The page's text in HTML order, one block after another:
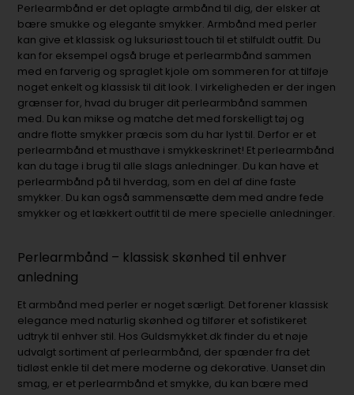
Perlearmbånd er det oplagte armbånd til dig, der elsker at
bære smukke og elegante smykker. Armbånd med perler
kan give et klassisk og luksuriøst touch til et stilfuldt outfit. Du
kan for eksempel også bruge et perlearmbånd sammen
med en farverig og spraglet kjole om sommeren for at tilføje
noget enkelt og klassisk til dit look. I virkeligheden er der ingen
grænser for, hvad du bruger dit perlearmbånd sammen
med. Du kan mikse og matche det med forskelligt tøj og
andre flotte smykker præcis som du har lyst til. Derfor er et
perlearmbånd et musthave i smykkeskrinet! Et perlearmbånd
kan du tage i brug til alle slags anledninger. Du kan have et
perlearmbånd på til hverdag, som en del af dine faste
smykker. Du kan også sammensætte dem med andre fede
smykker og et lækkert outfit til de mere specielle anledninger.
Perlearmbånd – klassisk skønhed til enhver
anledning
Et armbånd med perler er noget særligt. Det forener klassisk
elegance med naturlig skønhed og tilfører et sofistikeret
udtryk til enhver stil. Hos Guldsmykket.dk finder du et nøje
udvalgt sortiment af perlearmbånd, der spænder fra det
tidløst enkle til det mere moderne og dekorative. Uanset din
smag, er et perlearmbånd et smykke, du kan bære med